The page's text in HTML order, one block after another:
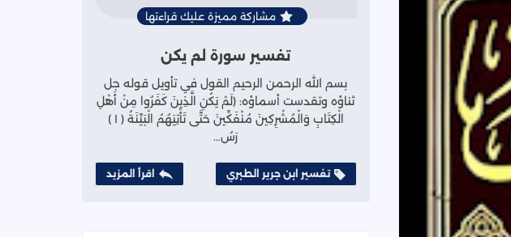
مشاركة مميزة عليك قراءتها
تفسير سورة لم يكن
بسم الله الرحمن الرحيم القول في تأويل قوله جل
ثناؤه وتقدست أسماؤه: ﴿لَمْ يَكُنِ الَّذِينَ كَفَرُوا مِنْ أَهْلِ
الْكِتَابِ وَالْمُشْرِكِينَ مُنْفَكِّينَ حَتَّى تَأْتِيَهُمُ الْبَيِّنَةُ ( ١ )
رَسُ…
تفسير ابن جرير الطبري اقرأ المزيد